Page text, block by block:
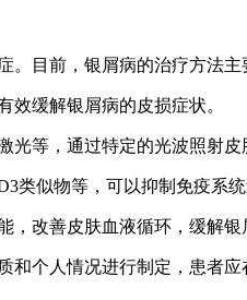
目前，银屑病的治疗方法主
效缓解银屑病的皮损症状。
等，通过特定的光波照射皮
类似物等，可以抑制免疫系
改善皮肤血液循环，缓解银
个人情况进行制定，患者应